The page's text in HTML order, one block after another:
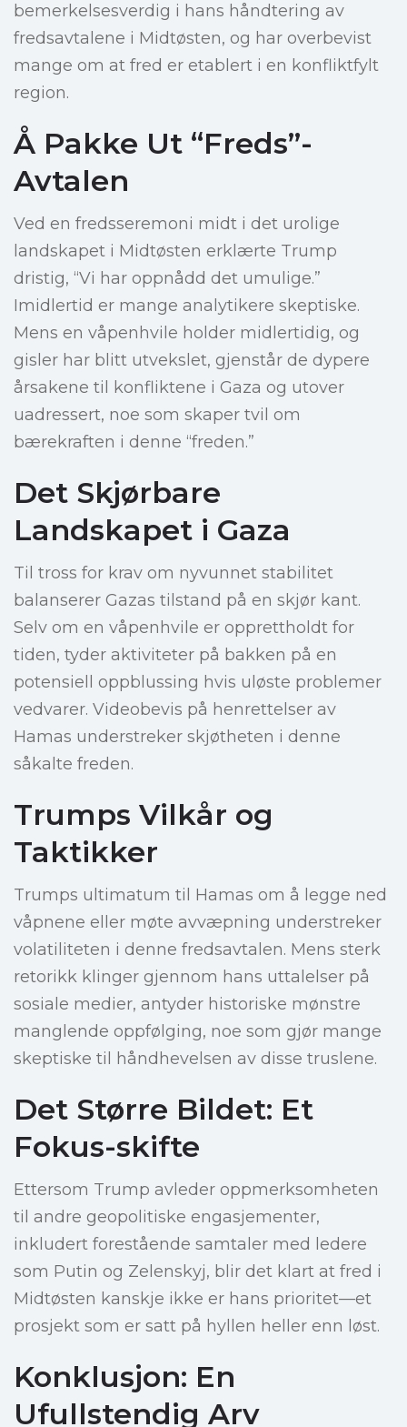
bemerkelsesverdig i hans håndtering av
fredsavtalene i Midtøsten, og har overbevist
mange om at fred er etablert i en konfliktfylt
region.
Å Pakke Ut “Freds”-
Avtalen
Ved en fredsseremoni midt i det urolige
landskapet i Midtøsten erklærte Trump
dristig, “Vi har oppnådd det umulige.”
Imidlertid er mange analytikere skeptiske.
Mens en våpenhvile holder midlertidig, og
gisler har blitt utvekslet, gjenstår de dypere
årsakene til konfliktene i Gaza og utover
uadressert, noe som skaper tvil om
bærekraften i denne “freden.”
Det Skjørbare
Landskapet i Gaza
Til tross for krav om nyvunnet stabilitet
balanserer Gazas tilstand på en skjør kant.
Selv om en våpenhvile er opprettholdt for
tiden, tyder aktiviteter på bakken på en
potensiell oppblussing hvis uløste problemer
vedvarer. Videobevis på henrettelser av
Hamas understreker skjøtheten i denne
såkalte freden.
Trumps Vilkår og
Taktikker
Trumps ultimatum til Hamas om å legge ned
våpnene eller møte avvæpning understreker
volatiliteten i denne fredsavtalen. Mens sterk
retorikk klinger gjennom hans uttalelser på
sosiale medier, antyder historiske mønstre
manglende oppfølging, noe som gjør mange
skeptiske til håndhevelsen av disse truslene.
Det Større Bildet: Et
Fokus-skifte
Ettersom Trump avleder oppmerksomheten
til andre geopolitiske engasjementer,
inkludert forestående samtaler med ledere
som Putin og Zelenskyj, blir det klart at fred i
Midtøsten kanskje ikke er hans prioritet—et
prosjekt som er satt på hyllen heller enn løst.
Konklusjon: En
Ufullstendig Arv